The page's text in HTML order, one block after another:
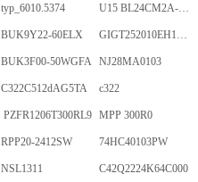
typ_6010.5374 U15 BL24CM2A-PARC
BUK9Y22-60ELX GIGT252010EH1R0MNE
BUK3F00-50WGFA NJ28MA0103
C322C512dAG5TA c322
PZFR1206T300RL9 MPP 300R0
RPP20-2412SW 74HC40103PW
NSL1311 C42Q2224K64C000